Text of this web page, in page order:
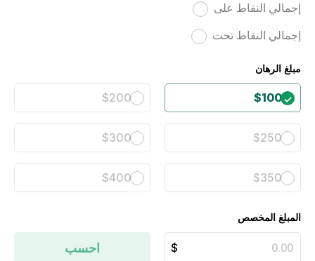
إجمالي النقاط على
إجمالي النقاط تحت
مبلغ الرهان
$100
$200
$250
$300
$350
$400
المبلغ المخصص
احسب